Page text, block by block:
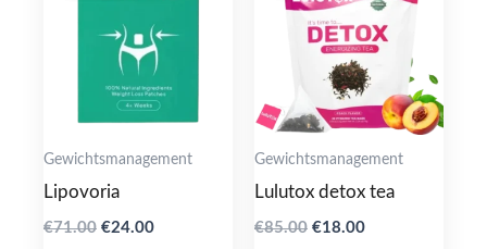
Gewichtsmanagement
Lipovoria
€71.00 Original
€24.00Current
Gewichtsmanagement
Lulutox detox tea
€85.00 Original
€18.00Current